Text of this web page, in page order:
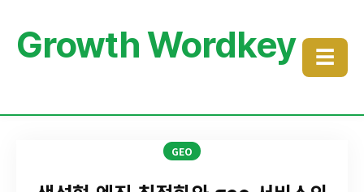
Growth Wordkey ☰
GEO